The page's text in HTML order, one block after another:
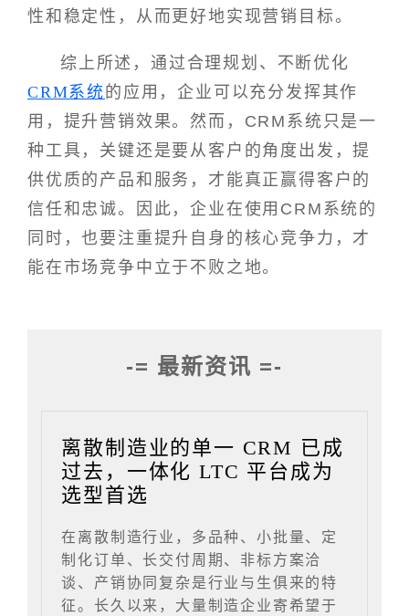
性和稳定性，从而更好地实现营销目标。
综上所述，通过合理规划、不断优化
CRM系统 的应用，企业可以充分发挥其作
用，提升营销效果。然而，CRM系统只是一
种工具，关键还是要从客户的角度出发，提
供优质的产品和服务，才能真正赢得客户的
信任和忠诚。因此，企业在使用CRM系统的
同时，也要注重提升自身的核心竞争力，才
能在市场竞争中立于不败之地。
-= 最新资讯 =-
离散制造业的单一 CRM 已成
过去，一体化 LTC 平台成为
选型首选
在离散制造行业，多品种、小批量、定
制化订单、长交付周期、非标方案洽
谈、产销协同复杂是行业与生俱来的特
征。长久以来，大量制造企业寄希望于